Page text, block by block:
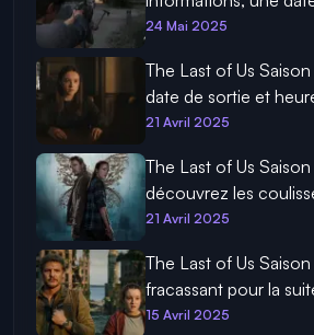
24 Mai 2025
The Last of Us
date de sortie et
21 Avril 2025
The Last of Us
découvrez les
21 Avril 2025
The Last of Us
fracassant pour la
15 Avril 2025